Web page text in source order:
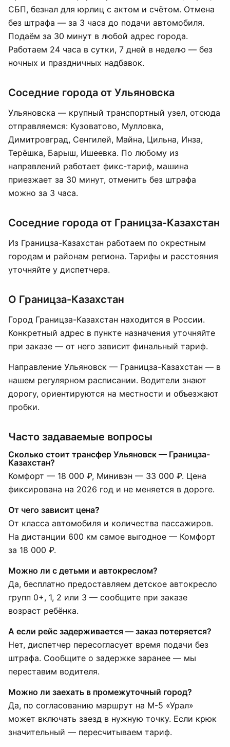
СБП, безнал для юрлиц с актом и счётом. Отмена
без штрафа — за 3 часа до подачи автомобиля.
Подаём за 30 минут в любой адрес города.
Работаем 24 часа в сутки, 7 дней в неделю — без
ночных и праздничных надбавок.
Соседние города от Ульяновска
Ульяновска — крупный транспортный узел, отсюда
отправляемся: Кузоватово, Мулловка,
Димитровград, Сенгилей, Майна, Цильна, Инза,
Терёшка, Барыш, Ишеевка. По любому из
направлений работает фикс-тариф, машина
приезжает за 30 минут, отменить без штрафа
можно за 3 часа.
Соседние города от Границза-Казахстан
Из Границза-Казахстан работаем по окрестным
городам и районам региона. Тарифы и расстояния
уточняйте у диспетчера.
О Границза-Казахстан
Город Границза-Казахстан находится в России.
Конкретный адрес в пункте назначения уточняйте
при заказе — от него зависит финальный тариф.
Направление Ульяновск — Границза-Казахстан — в
нашем регулярном расписании. Водители знают
дорогу, ориентируются на местности и объезжают
пробки.
Часто задаваемые вопросы
Сколько стоит трансфер Ульяновск — Границза-
Казахстан?
Комфорт — 18 000 ₽, Минивэн — 33 000 ₽. Цена
фиксирована на 2026 год и не меняется в дороге.
От чего зависит цена?
От класса автомобиля и количества пассажиров.
На дистанции 600 км самое выгодное — Комфорт
за 18 000 ₽.
Можно ли с детьми и автокреслом?
Да, бесплатно предоставляем детское автокресло
групп 0+, 1, 2 или 3 — сообщите при заказе
возраст ребёнка.
А если рейс задерживается — заказ потеряется?
Нет, диспетчер пересогласует время подачи без
штрафа. Сообщите о задержке заранее — мы
переставим водителя.
Можно ли заехать в промежуточный город?
Да, по согласованию маршрут на М-5 «Урал»
может включать заезд в нужную точку. Если крюк
значительный — пересчитываем тариф.